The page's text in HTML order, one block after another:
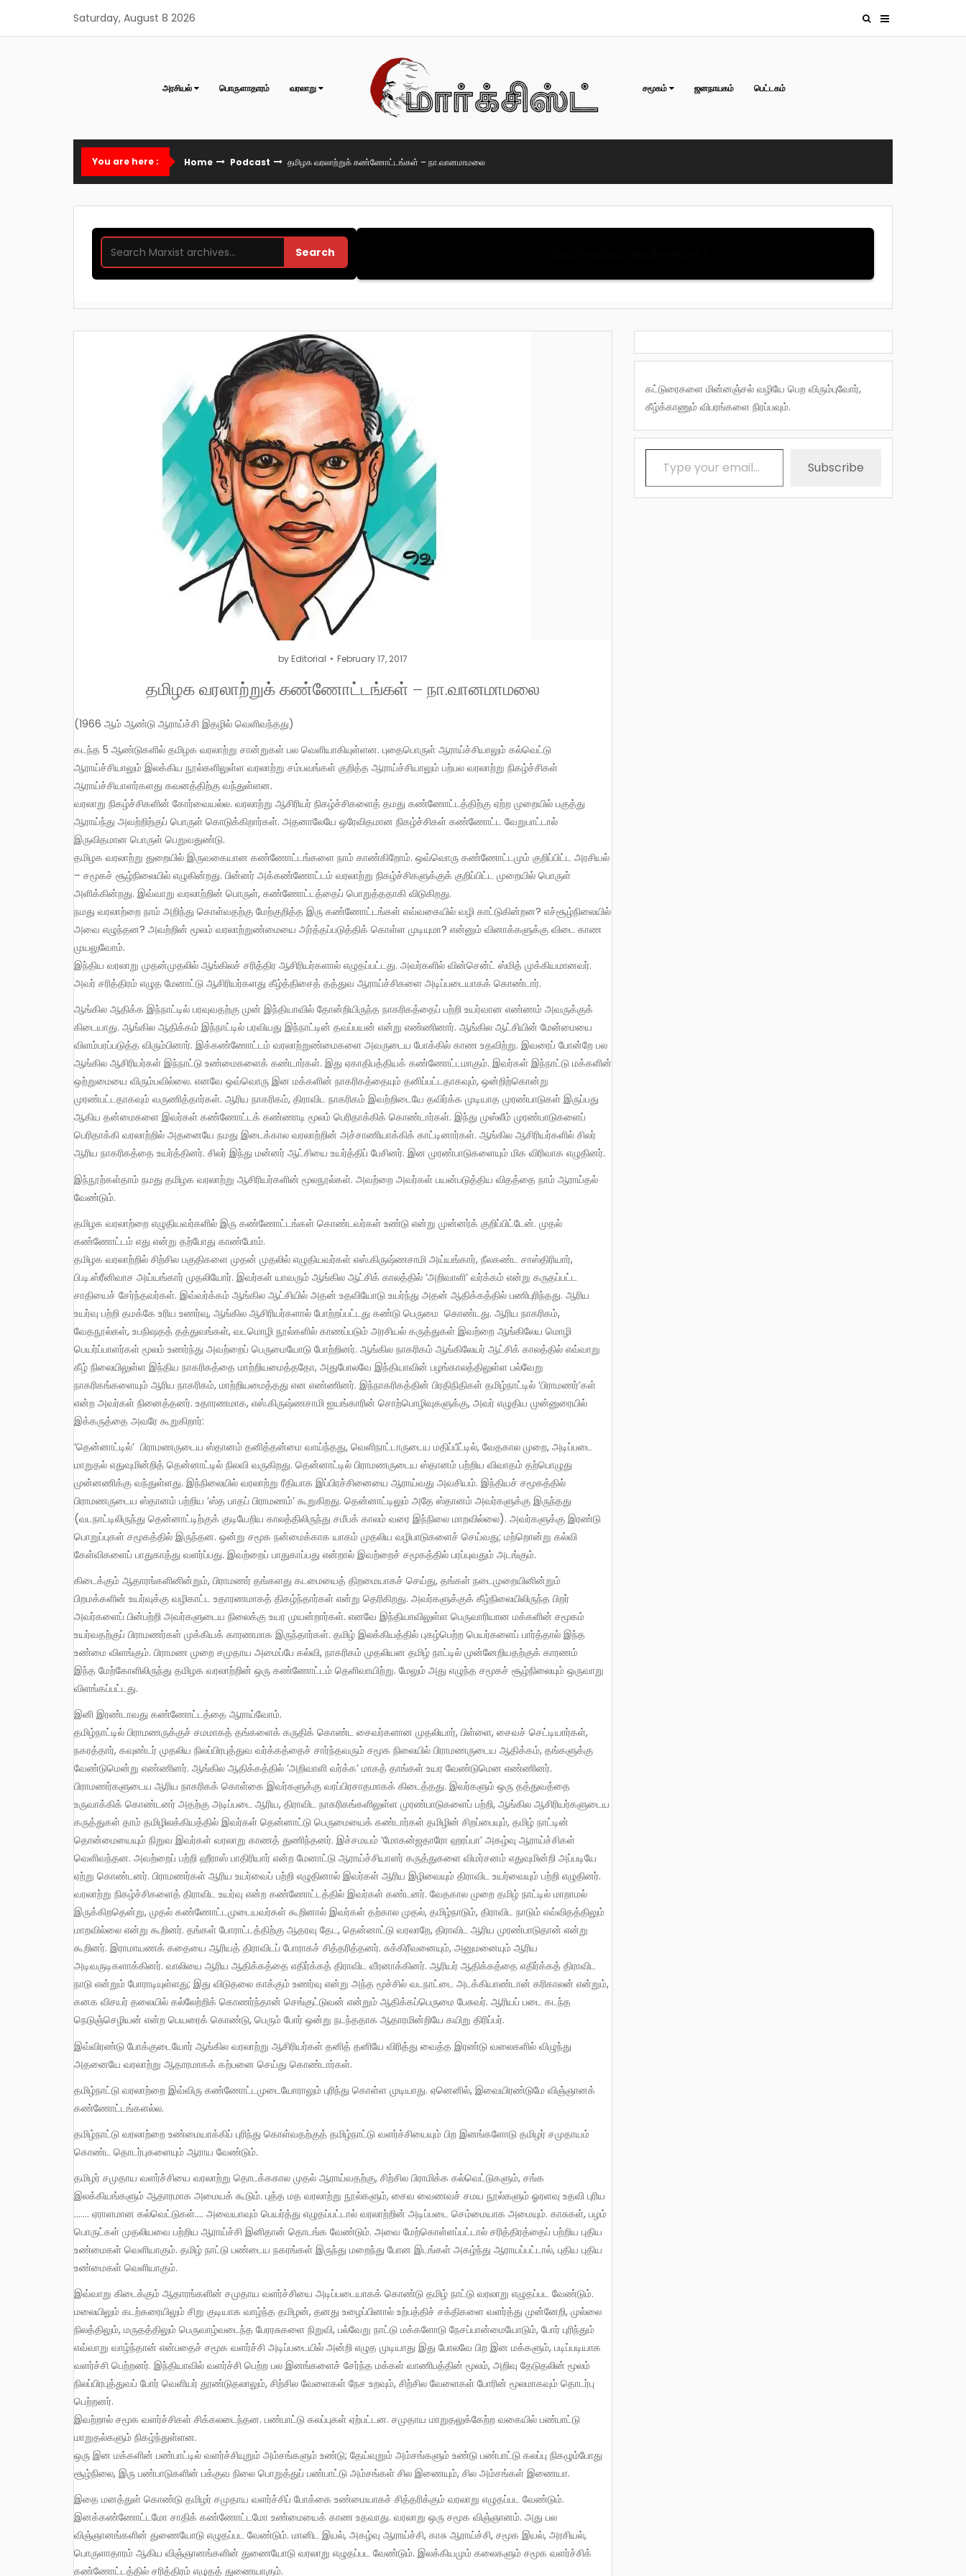
content
Saturday, August 8 2026
அரசியல் பொருளாதாரம் வரலாறு சமூகம் ஜனநாயகம் பெட்டகம்
You are here : Home Podcast தமிழக வரலாற்றுக் கண்ணோட்டங்கள் – நா.வானமாமலை
Search
by Editorial February 17, 2017
தமிழக வரலாற்றுக் கண்ணோட்டங்கள் – நா.வானமாமலை
(1966 ஆம் ஆண்டு ஆராய்ச்சி இதழில் வெளிவந்தது)
கடந்த 5 ஆண்டுகளில் தமிழக வரலாற்று சான்றுகள் பல வெளியாகியுள்ளன. புதைபொருள் ஆராய்ச்சியாலும் கல்வெட்டு
ஆராய்ச்சியாலும் இலக்கிய நூல்களிலுள்ள வரலாற்று சம்பவங்கள் குறித்த ஆராய்ச்சியாலும் பற்பல வரலாற்று நிகழ்ச்சிகள்
ஆராய்ச்சியாளர்களது கவனத்திற்கு வந்துள்ளன.
வரலாறு நிகழ்ச்சிகளின் கோர்வையல்ல. வரலாற்று ஆசிரியர் நிகழ்ச்சிகளைத் தமது கண்ணோட்டத்திற்கு ஏற்ற முறையில் பகுத்து
ஆராய்ந்து அவற்றிற்குப் பொருள் கொடுக்கிறார்கள். அதனாலேயே ஒரேவிதமான நிகழ்ச்சிகள் கண்ணோட்ட வேறுபாட்டால்
இருவிதமான பொருள் பெறுவதுண்டு.
தமிழக வரலாற்று துறையில் இருவகையான கண்ணோட்டங்களை நாம் காண்கிறோம். ஒவ்வொரு கண்ணோட்டமும் குறிப்பிட்ட அரசியல்
– சமூகச் சூழ்நிலையில் எழுகின்றது. பின்னர் அக்கண்ணோட்டம் வரலாற்று நிகழ்ச்சிகளுக்குக் குறிப்பிட்ட முறையில் பொருள்
அளிக்கின்றது. இவ்வாறு வரலாற்றின் பொருள், கண்ணோட்டத்தைப் பொறுத்ததாகி விடுகிறது.
நமது வரலாற்றை நாம் அறிந்து கொள்வதற்கு மேற்குறித்த இரு கண்ணோட்டங்கள் எவ்வகையில் வழி காட்டுகின்றன? எச்சூழ்நிலையில்
அவை எழுந்தன? அவற்றின் மூலம் வரலாற்றுண்மையை அர்த்தப்படுத்திக் கொள்ள முடியுமா? என்னும் வினாக்களுக்கு விடை காண
முயலுவோம்.
இந்திய வரலாறு முதன்முதலில் ஆங்கிலச் சரித்திர ஆசிரியர்களால் எழுதப்பட்டது. அவர்களில் வின்சென்ட் ஸ்மித் முக்கியமானவர்.
அவர் சரித்திரம் எழுத மேனாட்டு ஆசிரியர்களது கீழ்த்திசைத் தத்துவ ஆராய்ச்சிகளை அடிப்படையாகக் கொண்டார்.
ஆங்கில ஆதிக்க இந்நாட்டில் பரவுவதற்கு முன் இந்தியாவில் தோன்றியிருந்த நாகரிகத்தைப் பற்றி உயர்வான எண்ணம் அவருக்குக்
கிடையாது. ஆங்கில ஆதிக்கம் இந்நாட்டில் பரவியது இந்நாட்டின் தவப்பயன் என்று எண்ணினார். ஆங்கில ஆட்சியின் மேன்மையை
விளம்பரப்படுத்த விரும்பினார். இக்கண்ணோட்டம் வரலாற்றுண்மைகளை அவருடைய போக்கில் காண உதவிற்று. இவரைப் போன்றே பல
ஆங்கில ஆசிரியர்கள் இந்நாட்டு உண்மைகளைக் கண்டார்கள். இது ஏகாதிபத்தியக் கண்ணோட்டமாகும். இவர்கள் இந்நாட்டு மக்களின்
ஒற்றுமையை விரும்பவில்லை. எனவே ஒவ்வொரு இன மக்களின் நாகரிகத்தையும் தனிப்பட்டதாகவும், ஒன்றிற்கொன்று
முரண்பட்டதாகவும் வருணித்தார்கள். ஆரிய நாகரிகம், திராவிட நாகரிகம் இவற்றிடையே தவிர்க்க முடியாத முரண்பாடுகள் இருப்பது
ஆகிய தன்மைகளை இவர்கள் கண்ணோட்டக் கண்ணாடி மூலம் பெரிதாக்கிக் கொண்டார்கள். இந்து முஸ்லீம் முரண்பாடுகளைப்
பெரிதாக்கி வரலாற்றில் அதனையே நமது இடைக்கால வரலாற்றின் அச்சாணியாக்கிக் காட்டினார்கள். ஆங்கில ஆசிரியர்களில் சிலர்
ஆரிய நாகரிகத்தை உயர்த்தினர். சிலர் இந்து மன்னர் ஆட்சியை உயர்த்திப் பேசினர். இன முரண்பாடுகளையும் மிக விரிவாக எழுதினர்.
இந்நூற்கள்தாம் நமது தமிழக வரலாற்று ஆசிரியர்களின் மூலநூல்கள். அவற்றை அவர்கள் பயன்படுத்திய விதத்தை நாம் ஆராய்தல்
வேண்டும்.
தமிழக வரலாற்றை எழுதியவர்களில் இரு கண்ணோட்டங்கள் கொண்டவர்கள் உண்டு என்று முன்னர்க் குறிப்பிட்டேன். முதல்
கண்ணோட்டம் எது என்று தற்போது காண்போம்.
தமிழக வரலாற்றில் சிற்சில பகுதிகளை முதன் முதலில் எழுதியவர்கள் எஸ்.கிருஷ்ணசாமி அய்யங்கார், நீலகண்ட சாஸ்திரியார்,
பி.டி.ஸ்ரீனிவாச அய்யங்கார் முதலியோர். இவர்கள் யாவரும் ஆங்கில ஆட்சிக் காலத்தில் ‘அறிவாளி’ வர்க்கம் என்று கருதப்பட்ட
சாதியைச் சேர்ந்தவர்கள். இவ்வர்க்கம் ஆங்கில ஆட்சியில் அதன் உதவியோடு உயர்ந்து அதன் ஆதிக்கத்தில் பணிபுரிந்தது. ஆரிய
உயர்வு பற்றி தமக்கே உரிய உணர்வு, ஆங்கில ஆசிரியர்களால் போற்றப்பட்டது கண்டு பெருமை கொண்டது. ஆரிய நாகரிகம்,
வேதநூல்கள், உபநிஷதத் தத்துவங்கள், வடமொழி நூல்களில் காணப்படும் அரசியல் கருத்துகள் இவற்றை ஆங்கிலேய மொழி
பெயர்ப்பாளர்கள் மூலம் உணர்ந்து அவற்றைப் பெருமையோடு போற்றினர். ஆங்கில நாகரிகம் ஆங்கிலேயர் ஆட்சிக் காலத்தில் எவ்வாறு
கீழ் நிலையிலுள்ள இந்திய நாகரிகத்தை மாற்றியமைத்ததோ, அதுபோலவே இந்தியாவின் பழங்காலத்திலுள்ள பல்வேறு
நாகரிகங்களையும் ஆரிய நாகரிகம், மாற்றியமைத்தது என எண்ணினர். இந்நாகரிகத்தின் பிரதிநிதிகள் தமிழ்நாட்டில் ‘பிராமணர்’கள்
என்ற அவர்கள் நினைத்தனர். உதாரணமாக, எஸ்.கிருஷ்ணசாமி ஐயங்காரின் சொற்பொழிவுகளுக்கு, அவர் எழுதிய முன்னுரையில்
இக்கருத்தை அவரே கூறுகிறார்:
‘தென்னாட்டில்’ பிராமணருடைய ஸ்தானம் தனித்தன்மை வாய்ந்தது, வெளிநாட்டாருடைய மதிப்பீட்டில், வேதகால முறை, அடிப்படை
மாறுதல் எதுவுமின்றித் தென்னாட்டில் நிலவி வருகிறது. தென்னாட்டில் பிராமணருடைய ஸ்தானம் பற்றிய விவாதம் தற்பொழுது
முன்னணிக்கு வந்துள்ளது. இந்நிலையில் வரலாற்று ரீதியாக இப்பிரச்சினையை ஆராய்வது அவசியம். இந்தியச் சமூகத்தில்
பிராமணருடைய ஸ்தானம் பற்றிய ‘ஸ்த பாதப் பிராமணம்’ கூறுகிறது. தென்னாட்டிலும் அதே ஸ்தானம் அவர்களுக்கு இருந்தது
(வடநாட்டிலிருந்து தென்னாட்டிற்குக் குடியேறிய காலத்திலிருந்து சமீபக் காலம் வரை இந்நிலை மாறவில்லை). அவர்களுக்கு இரண்டு
பொறுப்புகள் சமூகத்தில் இருந்தன. ஒன்று சமூக நன்மைக்காக யாகம் முதலிய வழிபாடுகளைச் செய்வது; மற்றொன்று கல்வி
கேள்விகளைப் பாதுகாத்து வளர்ப்பது. இவற்றைப் பாதுகாப்பது என்றால் இவற்றைச் சமூகத்தில் பரப்புவதும் அடங்கும்.
கிடைக்கும் ஆதாரங்களினின்றும், பிராமணர் தங்களது கடமையைத் திறமையாகச் செய்து, தங்கள் நடைமுறையினின்றும்
பிறமக்களின் உயர்வுக்கு வழிகாட்ட உதாரணமாகத் திகழ்ந்தார்கள் என்று தெரிகிறது. அவர்களுக்குக் கீழ்நிலையிலிருந்த பிறர்
அவர்களைப் பின்பற்றி அவர்களுடைய நிலைக்கு உயர முயன்றார்கள். எனவே இந்தியாவிலுள்ள பெருவாரியான மக்களின் சமூகம்
உயர்வதற்குப் பிராமணர்கள் முக்கியக் காரணமாக இருந்தார்கள். தமிழ் இலக்கியத்தில் புகழ்பெற்ற பெயர்களைப் பார்த்தால் இந்த
உண்மை விளங்கும். பிராமண முறை சமுதாய அமைப்பே கல்வி, நாகரிகம் முதலியன தமிழ் நாட்டில் முன்னேறியதற்குக் காரணம்
இந்த மேற்கோளிலிருந்து தமிழக வரலாற்றின் ஒரு கண்ணோட்டம் தெளிவாயிற்று. மேலும் அது எழுந்த சமூகச் சூழ்நிலையும் ஒருவாறு
விளங்கப்பட்டது.
இனி இரண்டாவது கண்ணோட்டத்தை ஆராய்வோம்.
தமிழ்நாட்டில் பிராமணருக்குச் சமமாகத் தங்களைக் கருதிக் கொண்ட சைவர்களான முதலியார், பிள்ளை, சைவச் செட்டியார்கள்,
நகரத்தார், கவுண்டர் முதலிய நிலப்பிரபுத்துவ வர்க்கத்தைச் சார்ந்தவரும் சமூக நிலையில் பிராமணருடைய ஆதிக்கம், தங்களுக்கு
வேண்டுமென்று எண்ணினர். ஆங்கில ஆதிக்கத்தில் ‘அறிவாளி வர்க்க’ மாகத் தாங்கள் உயர வேண்டுமென எண்ணினர்.
பிராமணர்களுடைய ஆரிய நாகரிகக் கொள்கை இவர்களுக்கு வரப்பிரசாதமாகக் கிடைத்தது. இவர்களும் ஒரு தத்துவத்தை
உருவாக்கிக் கொண்டனர் அதற்கு அடிப்படை ஆரிய, திராவிட நாகரிகங்களிலுள்ள முரண்பாடுகளைப் பற்றி, ஆங்கில ஆசிரியர்களுடைய
கருத்துகள் தாம் தமிழிலக்கியத்தில் இவர்கள் தென்னாட்டு பெருமையைக் கண்டார்கள் தமிழின் சிறப்பையும், தமிழ் நாட்டின்
தொன்மையையும் நிறுவ இவர்கள் வரலாறு காணத் துணிந்தனர். இச்சமயம் ‘மோகன்ஜதாரோ ஹரப்பா’ அகழ்வு ஆராய்ச்சிகள்
வெளிவந்தன. அவற்றைப் பற்றி ஹீராஸ் பாதிரியார் என்ற மேனாட்டு ஆராய்ச்சியாளர் கருத்துகளை விமர்சனம் எதுவுமின்றி அப்படியே
ஏற்று கொண்டனர். பிராமணர்கள் ஆரிய உயர்வைப் பற்றி எழுதினால் இவர்கள் ஆரிய இழிவையும் திராவிட உயர்வையும் பற்றி எழுதினர்.
வரலாற்று நிகழ்ச்சிகளைத் திராவிட உயர்வு என்ற கண்ணோட்டத்தில் இவர்கள் கண்டனர். வேதகால முறை தமிழ் நாட்டில் மாறாமல்
இருக்கிறதென்று, முதல் கண்ணோட்டமுடையவர்கள் கூறினால் இவர்கள் தற்கால முதல், தமிழ்நாடும், திராவிட நாடும் எவ்விதத்திலும்
மாறவில்லை என்று கூறினர். தங்கள் போராட்டத்திற்கு ஆதரவு தேட, தென்னாட்டு வரலாறே, திராவிட ஆரிய முரண்பாடுதான் என்று
கூறினர். இராமாயணக் கதையை ஆரியத் திராவிடப் போராகச் சித்தரித்தனர். சுக்கிரீவனையும், அனுமனையும் ஆரிய
அடிவருடிகளாக்கினர். வாலியை ஆரிய ஆதிக்கத்தை எதிர்க்கத் திராவிட வீரனாக்கினர். ஆரியர் ஆதிக்கத்தை எதிர்க்கத் திராவிட
நாடு என்றும் போராடியுள்ளது; இது விடுதலை காக்கும் உணர்வு என்று அந்த மூச்சில் வடநாட்டை அடக்கியாண்டான் கரிகாலன் என்றும்,
கனக விசயர் தலையில் கல்லேற்றிக் கொணர்ந்தான் செங்குட்டுவன் என்றும் ஆதிக்கப்பெருமை பேசுவர். ஆரியப் படை கடந்த
நெடுஞ்செழியன் என்ற பெயரைக் கொண்டு, பெரும் போர் ஒன்று நடந்ததாக ஆதாரமின்றியே கயிறு திரிப்பர்.
இவ்விரண்டு போக்குடையோர் ஆங்கில வரலாற்று ஆசிரியர்கள் தனித் தனியே விரித்து வைத்த இரண்டு வலைகளில் விழுந்து
அதனையே வரலாற்று ஆதாரமாகக் கற்பனை செய்து கொண்டார்கள்.
தமிழ்நாட்டு வரலாற்றை இவ்விரு கண்ணோட்டமுடையோராலும் புரிந்து கொள்ள முடியாது. ஏனெனில், இவையிரண்டுமே விஞ்ஞானக்
கண்ணோட்டங்களல்ல.
தமிழ்நாட்டு வரலாற்றை உண்மையாக்கிப் புரிந்து கொள்வதற்குத் தமிழ்நாட்டு வளர்ச்சியையும் பிற இனங்களோடு தமிழர் சமுதாயம்
கொண்ட தொடர்புகளையும் ஆராய வேண்டும்.
தமிழர் சமுதாய வளர்ச்சியை வரலாற்று தொடக்ககால முதல் ஆராய்வதற்கு, சிற்சில பிராமிக்க கல்வெட்டுகளும், சங்க
இலக்கியங்களும் ஆதாரமாக அமையக் கூடும். புத்த மத வரலாற்று நூல்களும், சைவ வைணவச் சமய நூல்களும் ஓரளவு உதவி புரிய
……. ஏராளமான கல்வெட்டுகள்…. அவையாவும் பெயர்த்து எழுதப்பட்டால் வரலாற்றின் அடிப்படை செம்மையாக அமையும். காசுகள், பழம்
பொருட்கள் முதலியவை பற்றிய ஆராய்ச்சி இனிதான் தொடங்க வேண்டும். அவை மேற்கொள்ளப்பட்டால் சரித்திரத்தைப் பற்றிய புதிய
உண்மைகள் வெளியாகும். தமிழ் நாட்டு பண்டைய நகரங்கள் இருந்து மறைந்து போன இடங்கள் அகழ்ந்து ஆராயப்பட்டால், புதிய புதிய
உண்மைகள் வெளியாகும்.
இவ்வாறு கிடைக்கும் ஆதாரங்களின் சமுதாய வளர்ச்சியை அடிப்படையாகக் கொண்டு தமிழ் நாட்டு வரலாறு எழுதப்பட வேண்டும்.
மலையிலும் கடற்கரையிலும் சிறு குடியாக வாழ்ந்த தமிழன், தனது உழைப்பினால் உற்பத்திச் சக்திகளை வளர்த்து முன்னேறி, முல்லை
நிலத்திலும், மருதத்திலும் பெருவாழ்வடைந்த பேரரசுகளை நிறுவி, பல்வேறு நாட்டு மக்களோடு நேசப்பான்மையோடும், போர் புரிந்தும்
எவ்வாறு வாழ்ந்தான் என்பதைச் சமூக வளர்ச்சி அடிப்படையில் அன்றி எழுத முடியாது இது போலவே பிற இன மக்களும், படிப்படியாக
வளர்ச்சி பெற்றனர். இந்தியாவில் வளர்ச்சி பெற்ற பல இனங்களைச் சேர்ந்த மக்கள் வாணிபத்தின் மூலம், அறிவு தேடுதலின் மூலம்
நிலப்பிரபுத்துவப் போர் வெளியர் தூண்டுதலாலும், சிற்சில வேளைகள் நேச உறவும், சிற்சில வேளைகள் போரின் மூலமாகவும் தொடர்பு
பெற்றனர்.
இவற்றால் சமூக வளர்ச்சிகள் சிக்கலடைந்தன. பண்பாட்டு கலப்புகள் ஏற்பட்டன. சமுதாய மாறுதலுக்கேற்ற வகையில் பண்பாட்டு
மாறுதல்களும் நிகழ்ந்துள்ளன.
ஒரு இன மக்களின் பண்பாட்டில் வளர்ச்சியுறும் அம்சங்களும் உண்டு; தேய்வுறும் அம்சங்களும் உண்டு பண்பாட்டு கலப்பு நிகழும்போது
சூழ்நிலை, இரு பண்பாடுகளின் பக்குவ நிலை பொறுத்துப் பண்பாட்டு அம்சங்கள் சில இணையும், சில அம்சங்கள் இணையா.
இதை மனத்துள் கொண்டு தமிழர் சமுதாய வளர்ச்சிப் போக்கை உண்மையாகச் சித்தரிக்கும் வரலாறு எழுதப்பட வேண்டும்.
இனக்கண்ணோட்டமோ சாதிக் கண்ணோட்டமோ உண்மையைக் காண உதவாது. வரலாறு ஒரு சமூக விஞ்ஞானம். அது பல
விஞ்ஞானங்களின் துணையோடு எழுதப்பட வேண்டும். மானிட இயல், அகழ்வு ஆராய்ச்சி, காசு ஆராய்ச்சி, சமூக இயல், அரசியல்,
பொருளாதாரம் ஆகிய விஞ்ஞானங்களின் துணையோடு வரலாறு எழுதப்பட வேண்டும். இலக்கியமும் கலைகளும் சமூக வளர்ச்சிக்
கண்ணோட்டத்தில் சரித்திரம் எழுதத் துணையாகும்.
கட்டுரைகளை மின்னஞ்சல் வழியே பெற விரும்புவோர்,
கீழ்க்காணும் விபரங்களை நிரப்பவும்.
Type your email…
Subscribe